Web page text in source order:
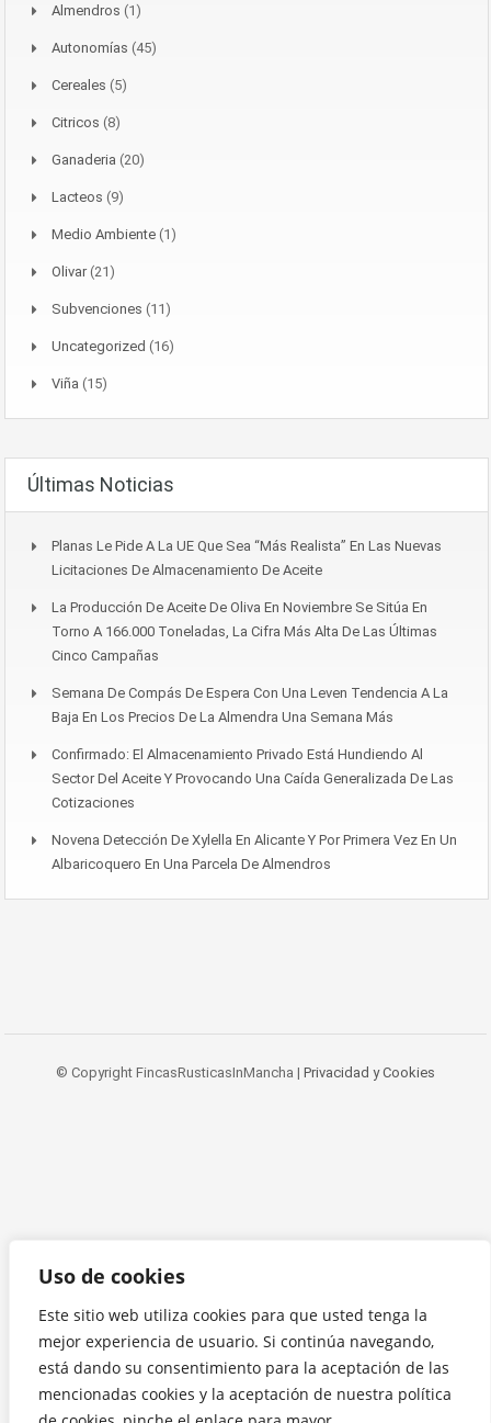
Uso de cookies
Este sitio web utiliza cookies para que usted tenga la
mejor experiencia de usuario. Si continúa navegando,
está dando su consentimiento para la aceptación de las
mencionadas cookies y la aceptación de nuestra política
Almendros (1)
Autonomías (45)
Cereales (5)
Citricos (8)
Ganaderia (20)
Lacteos (9)
Medio Ambiente (1)
Olivar(21)
Subvenciones (11)
Uncategorized (16)
Viña (15)
Últimas Noticias
Planas Le Pide A La UE Que Sea “más Realista” En Las Nuevas
Licitaciones De Almacenamiento De Aceite
La Producción De Aceite De Oliva En Noviembre Se Sitúa En
Torno A 166.000 Toneladas, La Cifra Más Alta De Las Últimas
Cinco Campañas
Semana De Compás De Espera Con Una Leven Tendencia A La
Baja En Los Precios De La Almendra Una Semana Más
Confirmado: El Almacenamiento Privado Está Hundiendo Al
Sector Del Aceite Y Provocando Una Caída Generalizada De Las
Cotizaciones
Novena Detección De Xylella En Alicante Y Por Primera Vez En Un
Albaricoquero En Una Parcela De Almendros
© Copyright FincasRusticasInMancha | Privacidad y Cookies